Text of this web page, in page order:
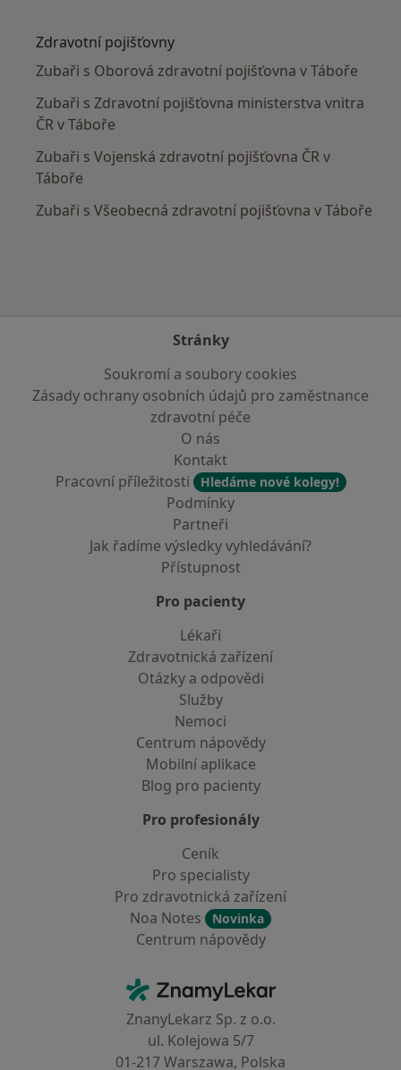
Zdravotní pojišťovny
Zubaři s Oborová zdravotní pojišťovna v Táboře
Zubaři s Zdravotní pojišťovna ministerstva vnitra
ČR v Táboře
Zubaři s Vojenská zdravotní pojišťovna ČR v
Táboře
Zubaři s Všeobecná zdravotní pojišťovna v Táboře
Stránky
Soukromí a soubory cookies
Zásady ochrany osobních údajů pro zaměstnance
zdravotní péče
O nás
Kontakt
Pracovní příležitosti
Hledáme nové kolegy!
Podmínky
Partneři
Jak řadíme výsledky vyhledávání?
Přístupnost
Pro pacienty
Lékaři
Zdravotnická zařízení
Otázky a odpovědi
Služby
Nemoci
Centrum nápovědy
Mobilní aplikace
Blog pro pacienty
Pro profesionály
Ceník
Pro specialisty
Pro zdravotnická zařízení
Noa Notes
Novinka
Centrum nápovědy
ZnamyLekar - Hlavní stránka
ZnanyLekarz Sp. z o.o.
ul. Kolejowa 5/7
01-217 Warszawa, Polska